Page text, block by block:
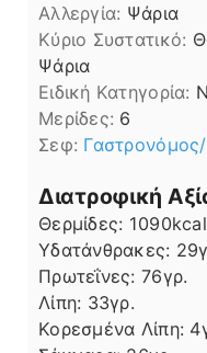
Αλλεργία: Ψάρια
Kύριο Συστατικό:
Ψάρια
Ειδική Κατηγορία:
Μερίδες: 6
Σεφ:
Διατροφική
Θερμίδες: 1090kcal
Υδατάνθρακες: 29
Πρωτεΐνες: 76γρ.
Λίπη
Λίπη: 33γρ.
Κορεσμένα Λίπη: 4